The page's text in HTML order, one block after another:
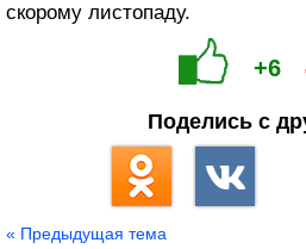
скорому листопаду.
+6
Поделись с
« Предыдущая тема